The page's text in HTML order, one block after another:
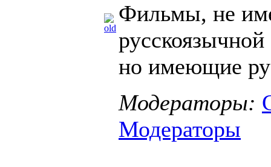
Фильмы, не
но имеющие
Модераторы:
Модераторы